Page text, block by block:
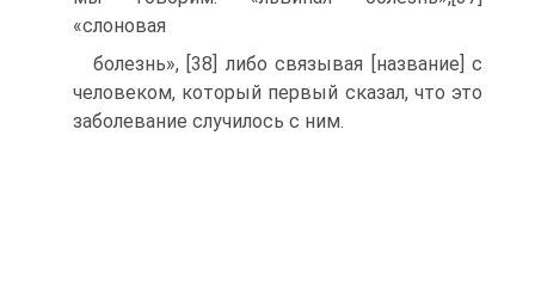
«слоновая
болезнь», [38] либо связывая [название] с
человеком, который первый сказал, что это
заболевание случилось с ним.